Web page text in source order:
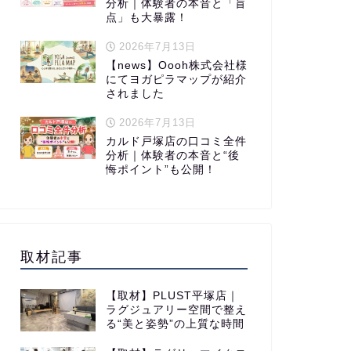
分析｜体験者の本音と「盲
点」も大暴露！
2026年7月13日
【news】Oooh株式会社様
にてヨガピラマップが紹介
されました
2026年7月13日
カルド戸塚店の口コミ全件
分析｜体験者の本音と“後
悔ポイント”も公開！
取材記事
【取材】PLUST平塚店｜
ラグジュアリー空間で整え
る“美と姿勢”の上質な時間